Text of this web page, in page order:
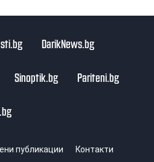
DarikNews.bg
Sinoptik.bg Pariteni.bg
публикации Контакти